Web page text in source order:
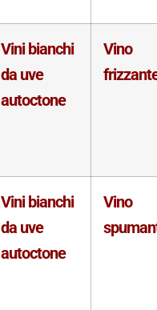
Vini bianchi
da uve
autoctone
Vino
Vini bianchi
da uve
autoctone
Vino